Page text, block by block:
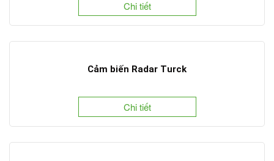
Chi tiết
Cảm biến Radar Turck
Chi tiết